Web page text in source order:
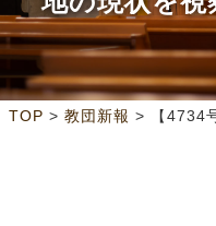
TOP > 教団新報 >